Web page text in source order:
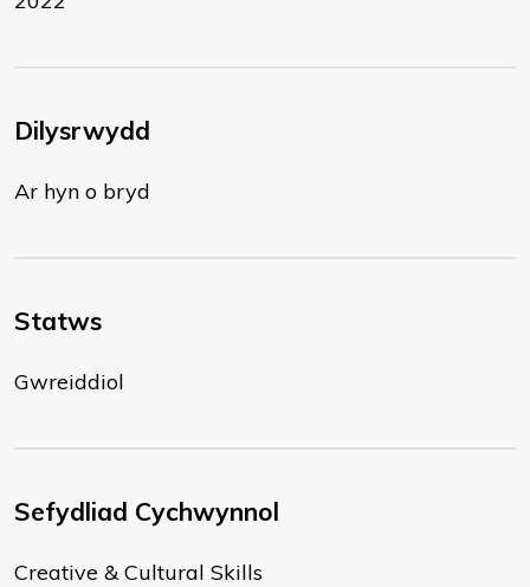
Dilysrwydd
Ar hyn o bryd
Statws
Gwreiddiol
Sefydliad Cychwynnol
Creative & Cultural Skills